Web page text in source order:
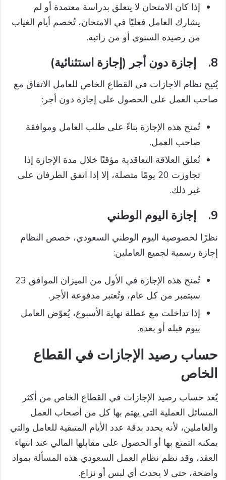
إذا كان الامتحان لا يتعلق بدراسة معتمدة أو لم
يشارك العامل فعليًا في الامتحان، تُخصم أيام الغياب
من رصيده السنوي أو من راتبه.
8. إجازة دون أجر (إجازة استثنائية)
يُتيح نظام الاجازات في القطاع الخاص للعامل الاتفاق مع
صاحب العمل على الحصول على إجازة دون أجر:
تُمنح هذه الإجازة بناءً على طلب العامل وموافقة
صاحب العمل.
تُعلق العلاقة التعاقدية مؤقتًا خلال مدة الإجازة إذا
تجاوزت 20 يومًا متصلة، إلا إذا اتفق الطرفان على
غير ذلك.
9. إجازة اليوم الوطني
نظرًا لخصوصية اليوم الوطني السعودي، خصص النظام
إجازة رسمية لجميع العاملين:
تُمنح هذه الإجازة في الأول من الميزان الموافق 23
سبتمبر من كل عام، وتُعتبر مدفوعة الأجر.
إذا تداخلت مع عطلة نهاية الأسبوع، يُعوّض العامل
بيوم قبله أو بعده.
حساب رصيد الإجازات في القطاع
الخاص
يُعد حساب رصيد الإجازات في القطاع الخاص من أكثر
المسائل العملية التي يهتم بها كل من أصحاب العمل
والعاملين، لأنه يحدد بدقة عدد الأيام المتبقية للعامل والتي
يمكنه التمتع بها أو الحصول على مقابلها المالي عند انتهاء
العقد، وقد نظم نظام العمل السعودي هذه المسألة بمواد
واضحة، حتى لا يحدث أي لبس أو نزاع.